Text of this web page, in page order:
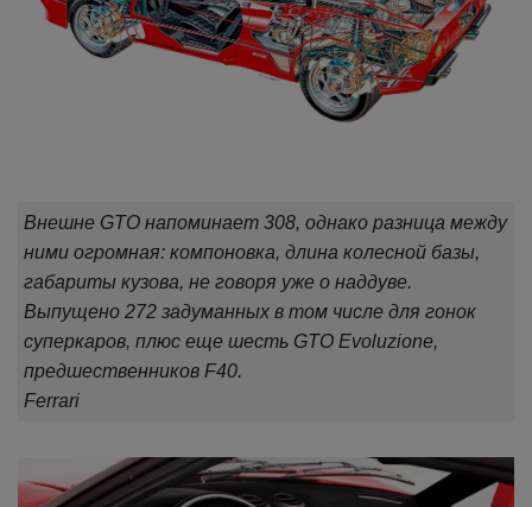
Внешне GTO напоминает 308, однако разница между
ними огромная: компоновка, длина колесной базы,
габариты кузова, не говоря уже о наддуве.
Выпущено 272 задуманных в том числе для гонок
суперкаров, плюс еще шесть GTO Evoluzione,
предшественников F40.
Ferrari